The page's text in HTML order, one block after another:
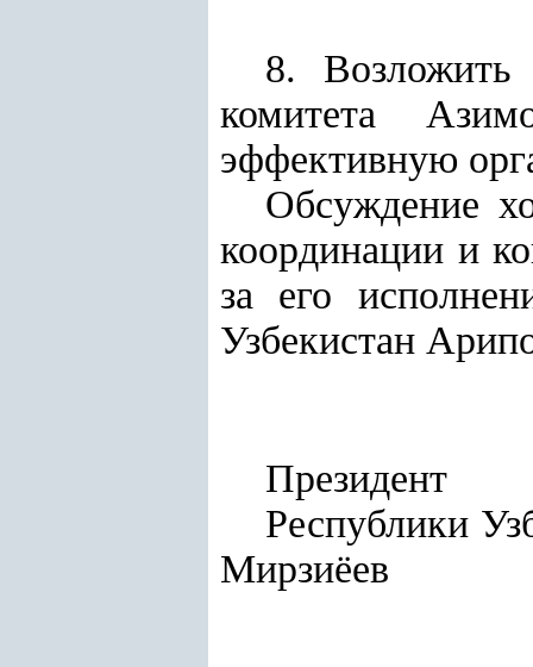
8. Возложить
комитета
эффективную
Обсуждение
координации и
за его
Узбекистан
Президент
Мирзиёев